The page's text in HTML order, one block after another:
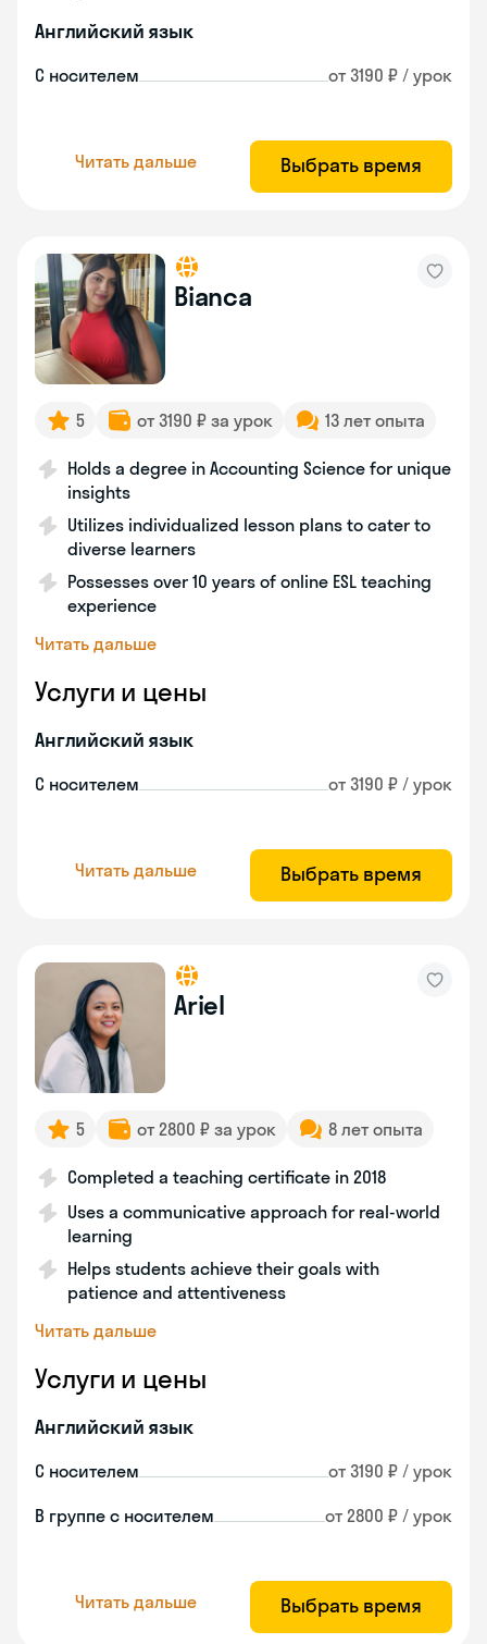
Английский язык
С носителем от 3190 ₽ / урок
Читать дальше Выбрать время
Bianca
5 от 3190 ₽ за урок 13 лет опыта
Holds a degree in Accounting Science for unique
insights
Utilizes individualized lesson plans to cater to
diverse learners
Possesses over 10 years of online ESL teaching
experience
Читать дальше
Услуги и цены
Английский язык
С носителем от 3190 ₽ / урок
Читать дальше Выбрать время
Ariel
5 от 2800 ₽ за урок 8 лет опыта
Completed a teaching certificate in 2018
Uses a communicative approach for real-world
learning
Helps students achieve their goals with
patience and attentiveness
Читать дальше
Услуги и цены
Английский язык
С носителем от 3190 ₽ / урок
В группе с носителем от 2800 ₽ / урок
Читать дальше Выбрать время